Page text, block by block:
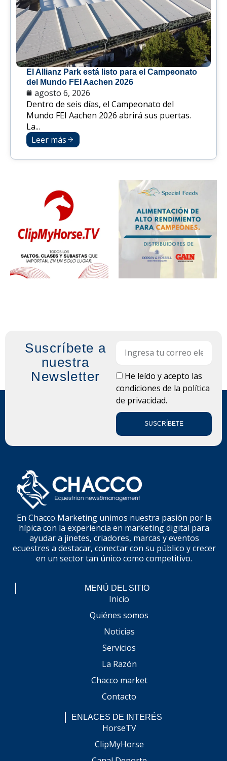
El Allianz Park está listo para el Campeonato
del Mundo FEI Aachen 2026
agosto 6, 2026
Dentro de seis días, el Campeonato del
Mundo FEI Aachen 2026 abrirá sus puertas.
La...
Leer más
Suscríbete a
nuestra
Newsletter
LOPDHe leído y acepto las
condiciones de la política
de privacidad.
SUSCRÍBETE
En Chacco Marketing unimos nuestra pasión por la
hípica con la experiencia en marketing digital para
ayudar a jinetes, criadores, marcas y eventos
ecuestres a destacar, conectar con su público y crecer
en un sector tan único como competitivo.
MENÚ DEL SITIO
Inicio
Quiénes somos
Noticias
Servicios
La Razón
Chacco market
Contacto
ENLACES DE INTERÉS
HorseTV
ClipMyHorse